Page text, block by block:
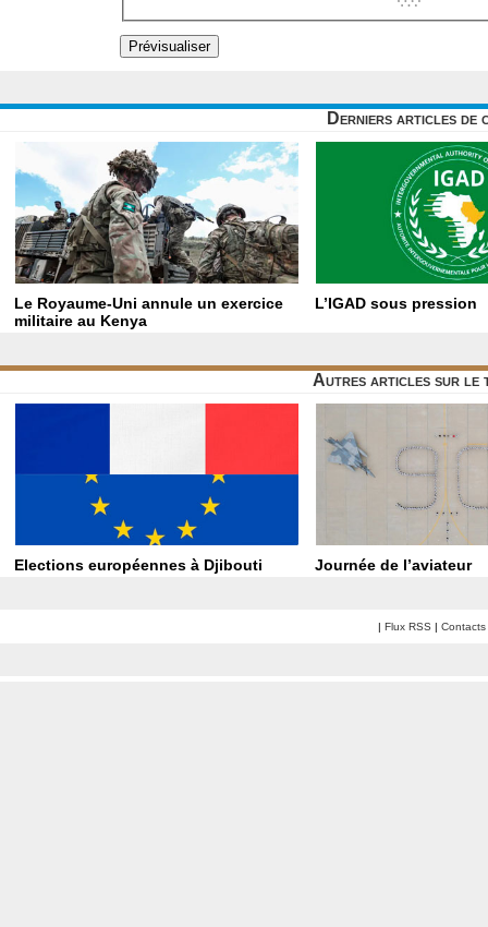
Derniers articles de
Le Royaume-Uni annule un exercice
militaire au Kenya
L’IGAD sous pression
Autres articles sur le
Elections européennes à Djibouti Journée de l’aviateur
| Flux RSS | Contacts